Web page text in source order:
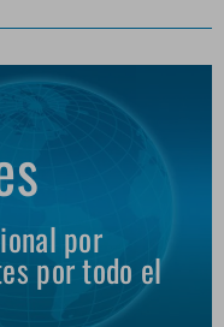
por
por todo el